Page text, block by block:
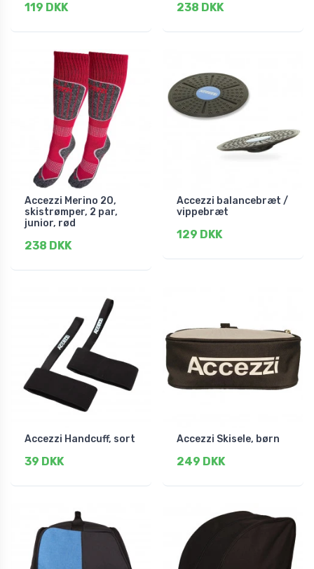
119 DKK 238 DKK
Accezzi Merino 20,
skistrømper, 2 par,
junior, rød
238 DKK
Accezzi balancebræt /
vippebræt
129 DKK
Accezzi Handcuff, sort
39 DKK
Accezzi Skisele, børn
249 DKK